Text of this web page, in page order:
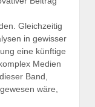
Gleichzeitig
in gewisser
eine künftige
Medien
Band,
wäre,